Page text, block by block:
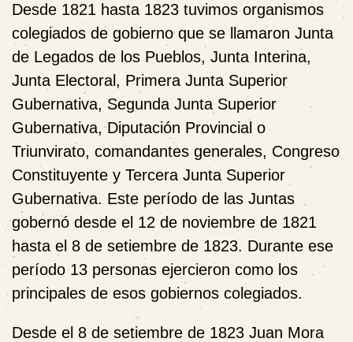
Desde 1821 hasta 1823 tuvimos organismos
colegiados de gobierno que se llamaron Junta
de Legados de los Pueblos, Junta Interina,
Junta Electoral, Primera Junta Superior
Gubernativa, Segunda Junta Superior
Gubernativa, Diputación Provincial o
Triunvirato, comandantes generales, Congreso
Constituyente y Tercera Junta Superior
Gubernativa. Este período de las Juntas
gobernó desde el 12 de noviembre de 1821
hasta el 8 de setiembre de 1823. Durante ese
período 13 personas ejercieron como los
principales de esos gobiernos colegiados.
Desde el 8 de setiembre de 1823 Juan Mora